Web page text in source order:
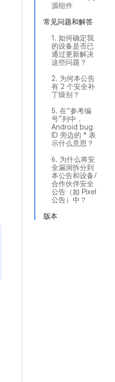
源组件
常见问题和解答
1. 如何确定我
的设备是否已
通过更新解决
这些问题？
2. 为何本公告
有 2 个安全补
丁级别？
5. 在“参考编
号”列中，
Android bug
ID 旁边的 * 表
示什么意思？
6. 为什么将安
全漏洞拆分到
本公告和设备 /
合作伙伴安全
公告（如 Pixel
公告）中？
版本